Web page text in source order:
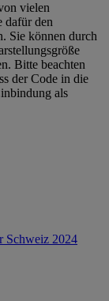
vielen
dafür den
Sie können durch
Bitte beachten
der Code in die
als
Schweiz 2024